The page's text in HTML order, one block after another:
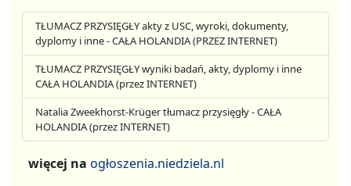
TŁUMACZ PRZYSIĘGŁY akty z USC, wyroki, dokumenty,
dyplomy i inne - CAŁA HOLANDIA (PRZEZ INTERNET)
TŁUMACZ PRZYSIĘGŁY wyniki badań, akty, dyplomy i inne
CAŁA HOLANDIA (przez INTERNET)
Natalia Zweekhorst-Krüger tłumacz przysięgły - CAŁA
HOLANDIA (przez INTERNET)
więcej na ogłoszenia.niedziela.nl